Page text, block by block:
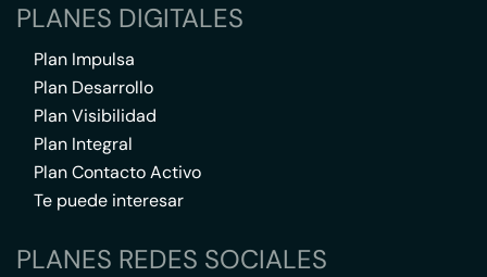
PLANES DIGITALES
Plan Impulsa
Plan Desarrollo
Plan Visibilidad
Plan Integral
Plan Contacto Activo
Te puede interesar
PLANES REDES SOCIALES